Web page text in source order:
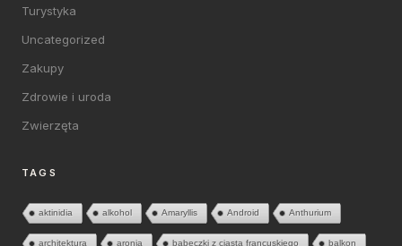
Turystyka
Uncategorized
Zakupy
Zdrowie i uroda
Zwierzęta
TAGS
aktinidia alkohol Amaryllis Android Anthurium
architektura aronia babeczki z ciasta francuskiego balkon